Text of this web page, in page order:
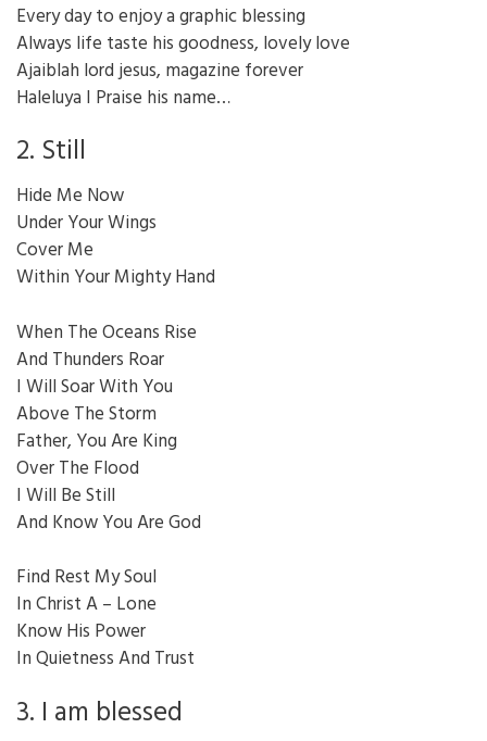
Every day to enjoy a graphic blessing
Always life taste his goodness, lovely love
Ajaiblah lord jesus, magazine forever
Haleluya I Praise his name…
2. Still
Hide Me Now
Under Your Wings
Cover Me
Within Your Mighty Hand
When The Oceans Rise
And Thunders Roar
I Will Soar With You
Above The Storm
Father, You Are King
Over The Flood
I Will Be Still
And Know You Are God
Find Rest My Soul
In Christ A – Lone
Know His Power
In Quietness And Trust
3. I am blessed